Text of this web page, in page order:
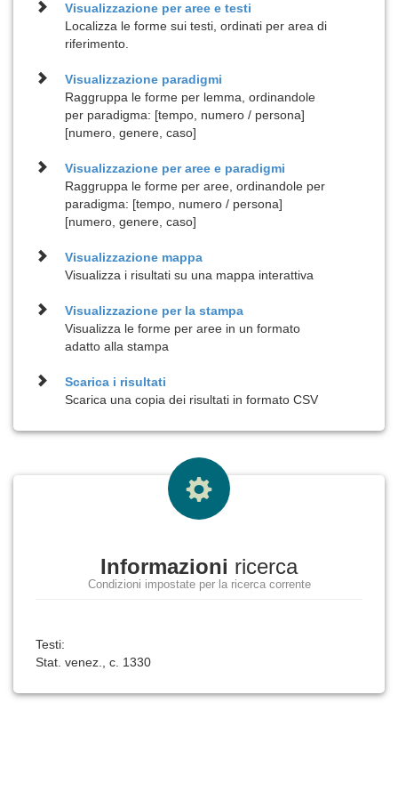
Visualizzazione peraree e testi
Localizza le forme sui testi, ordinati per area di
riferimento.
Visualizzazione paradigmi
Raggruppa le forme per lemma, ordinandole
per paradigma: [tempo, numero / persona]
[numero, genere, caso]
Visualizzazione peraree e paradigmi
Raggruppa le forme per aree, ordinandole per
paradigma: [tempo, numero / persona]
[numero, genere, caso]
Visualizzazione mappa
Visualizza i risultati su una mappa interattiva
Visualizzazione per lastampa
Visualizza le forme per aree in un formato
adatto alla stampa
Scarica i risultati
Scarica una copia dei risultati in formato CSV
Informazioni ricerca
Condizioni impostate per la ricerca corrente
Testi:
Stat. venez., c. 1330